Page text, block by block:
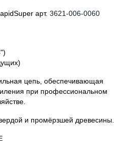
арт. 3621-006-0060
цепь, обеспечивающая
при профессиональном
и промёрзшей древесины.